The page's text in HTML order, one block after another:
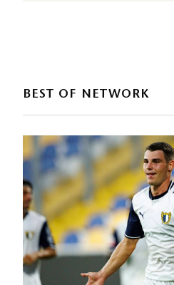
BEST OF NETWORK